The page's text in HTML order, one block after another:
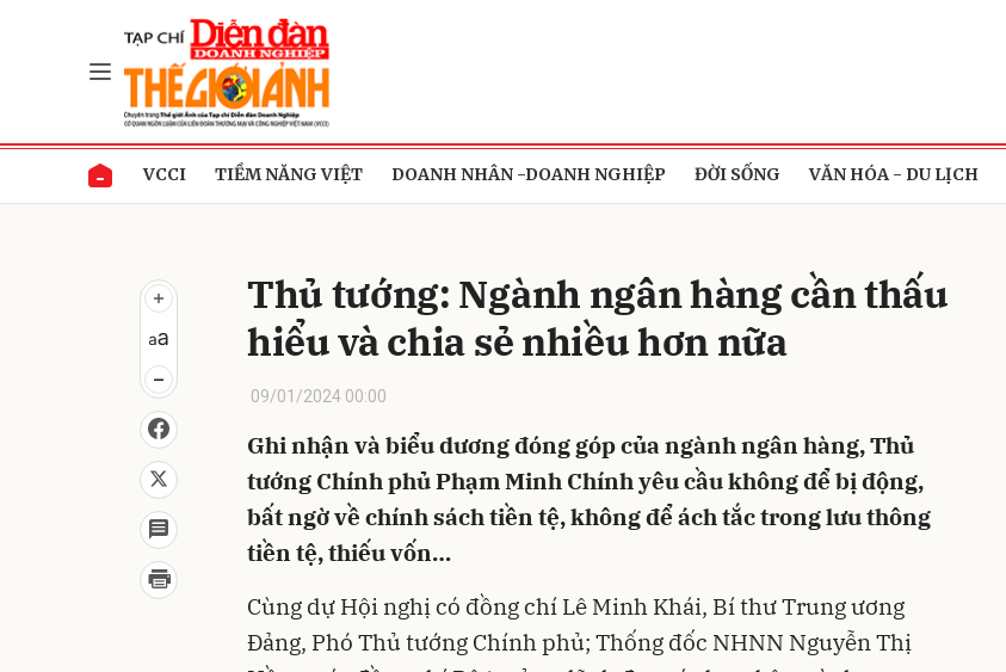
VCCI TIỀM NĂNG VIỆT DOANH NHÂN -DOANH NGHIỆP ĐỜI SỐNG VĂN HÓA - DU LỊCH
Thủ tướng: Ngành ngân hàng cần thấu
hiểu và chia sẻ nhiều hơn nữa
09/01/2024 00:00
Ghi nhận và biểu dương đóng góp của ngành ngân hàng, Thủ
tướng Chính phủ Phạm Minh Chính yêu cầu không để bị động,
bất ngờ về chính sách tiền tệ, không để ách tắc trong lưu thông
tiền tệ, thiếu vốn…
Cùng dự Hội nghị có đồng chí Lê Minh Khái, Bí thư Trung ương
Đảng, Phó Thủ tướng Chính phủ; Thống đốc NHNN Nguyễn Thị